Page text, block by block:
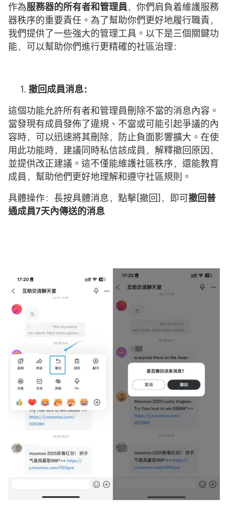
作為服務器的所有者和管理員，你們肩負着維護服務
器秩序的重要責任。為了幫助你們更好地履行職責，
我們提供了一些強大的管理工具。以下是三個關鍵功
能，可以幫助你們進行更精確的社區治理：
撤回成員消息：
這個功能允許所有者和管理員刪除不當的消息內容。
當發現有成員發佈了違規、不當或可能引起爭議的內
容時，可以迅速將其刪除，防止負面影響擴大。在使
用此功能時，建議同時私信該成員，解釋撤回原因，
並提供改正建議。這不僅能維護社區秩序，還能教育
成員，幫助他們更好地理解和遵守社區規則。
具體操作：長按具體消息，點擊[撤回]，即可撤回普
通成員7天內傳送的消息